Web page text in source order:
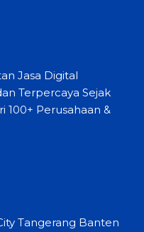
Jasa Digital
Terpercaya Sejak
100+ Perusahaan &
Tangerang Banten